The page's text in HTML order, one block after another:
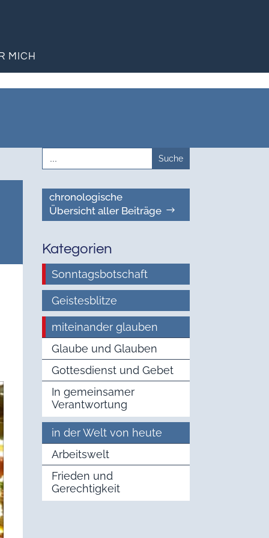
MICH
Search
for:
chronologische
Übersicht aller Beiträge
Kategorien
Sonntagsbotschaft
Geistesblitze
miteinander glauben
Glaube und Glauben
Gottesdienst und Gebet
In gemeinsamer
Verantwortung
in der Welt von heute
Arbeitswelt
Frieden und
Gerechtigkeit